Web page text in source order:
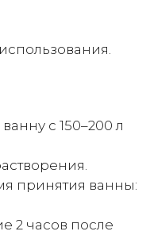
с 150–200 л
принятия ванны:
2 часов после